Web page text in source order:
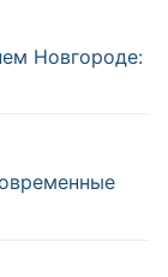
Новгороде: